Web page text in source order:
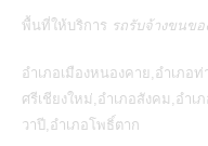
พื้นที่ให้บริการ รถรับจ้างขนข
อำเภอเมืองหนองคาย,อำเภอ
ศรีเชียงใหม่,อำเภอสังคม,อำเ
วาปี,อำเภอโพธิ์ตาก